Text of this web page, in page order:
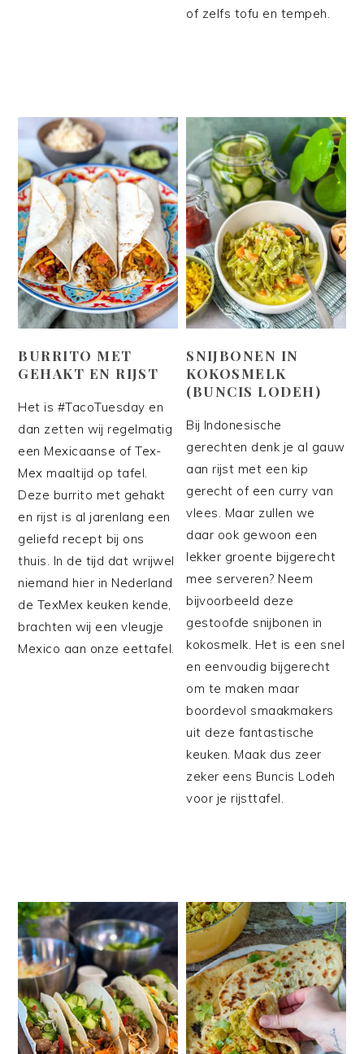
of zelfs tofu en tempeh.
BURRITO MET
GEHAKT EN RIJST
Het is #TacoTuesday en
dan zetten wij regelmatig
een Mexicaanse of Tex-
Mex maaltijd op tafel.
Deze burrito met gehakt
en rijst is al jarenlang een
geliefd recept bij ons
thuis. In de tijd dat wrijwel
niemand hier in Nederland
de TexMex keuken kende,
brachten wij een vleugje
Mexico aan onze eettafel.
SNIJBONEN IN
KOKOSMELK
(BUNCIS LODEH)
Bij Indonesische
gerechten denk je al gauw
aan rijst met een kip
gerecht of een curry van
vlees. Maar zullen we
daar ook gewoon een
lekker groente bijgerecht
mee serveren? Neem
bijvoorbeeld deze
gestoofde snijbonen in
kokosmelk. Het is een snel
en eenvoudig bijgerecht
om te maken maar
boordevol smaakmakers
uit deze fantastische
keuken. Maak dus zeer
zeker eens Buncis Lodeh
voor je rijsttafel.